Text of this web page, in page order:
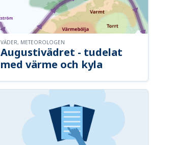
Augustivädret - tudelat
med värme och kyla
VÄDER, METEOROLOGEN